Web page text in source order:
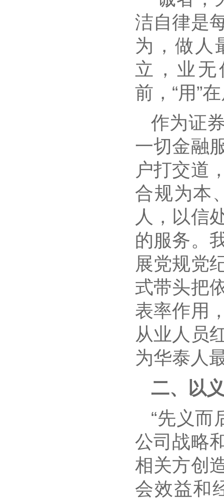
洁自律是
为，做人
立，业无
前，“用”
作为证
一切金融
户打交道
合规为本
人，以信
的服务。
展党规党
式带头把
表率作用
从业人员
为华泰人
二、以
“先义而
公司战略
相关方创
会效益和